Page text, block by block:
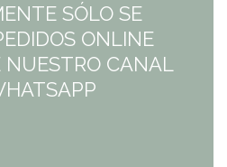
SÓLO SE
ONLINE
NUESTRO CANAL